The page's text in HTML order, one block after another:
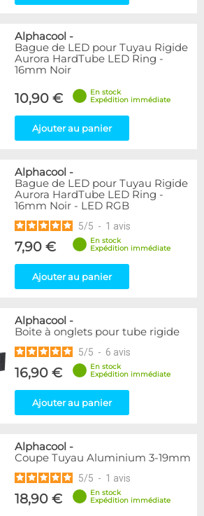
Alphacool -
Bague de LED pour Tuyau Rigide
Aurora HardTube LED Ring -
16mm Noir
10,90 €
En stock
Expédition immédiate
Ajouter au panier
Alphacool -
Bague de LED pour Tuyau Rigide
Aurora HardTube LED Ring -
16mm Noir - LED RGB
5/5 - 1 avis
7,90 €
En stock
Expédition immédiate
Ajouter au panier
Alphacool -
Boite à onglets pour tube rigide
5/5 - 6 avis
16,90 €
En stock
Expédition immédiate
Ajouter au panier
Alphacool -
Coupe Tuyau Aluminium 3-19mm
5/5 - 1 avis
18,90 €
En stock
Expédition immédiate